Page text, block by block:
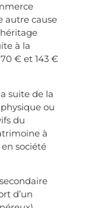
autre cause
à la
€ et 143 €
suite de la
ou
du
à
société
d’un